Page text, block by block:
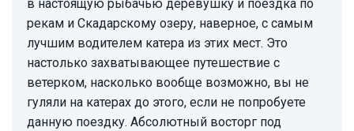
в настоящую рыбачью деревушку и поездка по
рекам и Скадарскому озеру, наверное, с самым
лучшим водителем катера из этих мест. Это
настолько захватывающее путешествие с
ветерком, насколько вообще возможно, вы не
гуляли на катерах до этого, если не попробуете
данную поездку. Абсолютный восторг под